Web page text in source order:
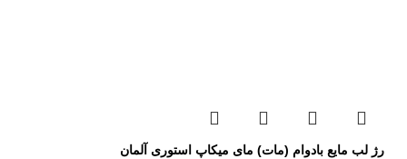
رژ لب مایع بادوام (مات) مای میکاپ استوری آلمان